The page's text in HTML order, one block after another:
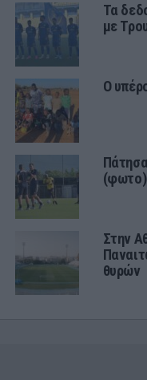
Τα
με
Ο
(φωτο)
Στην
θυρών